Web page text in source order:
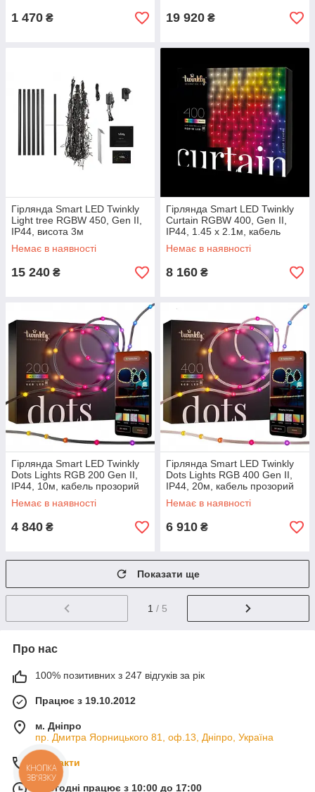
1 470 ₴ 19 920 ₴
Гірлянда Smart LED Twinkly
Light tree RGBW 450, Gen II,
IP44, висота 3м
Немає в наявності
15 240 ₴
Гірлянда Smart LED Twinkly
Curtain RGBW 400, Gen II,
IP44, 1.45 х 2.1м, кабель
прозорий
Немає в наявності
8 160 ₴
Гірлянда Smart LED Twinkly
Dots Lights RGB 200 Gen II,
IP44, 10м, кабель прозорий
Немає в наявності
4 840 ₴
Гірлянда Smart LED Twinkly
Dots Lights RGB 400 Gen II,
IP44, 20м, кабель прозорий
Немає в наявності
6 910 ₴
Показати ще
1 / 5
Про нас
100% позитивних з 247 відгуків за рік
Працює з 19.10.2012
м. Дніпро
пр. Дмитра Яорницького 81, оф.13, Дніпро, Україна
Контакти
Сьогодні працює з 10:00 до 17:00
КНОПКА
ЗВ'ЯЗКУ